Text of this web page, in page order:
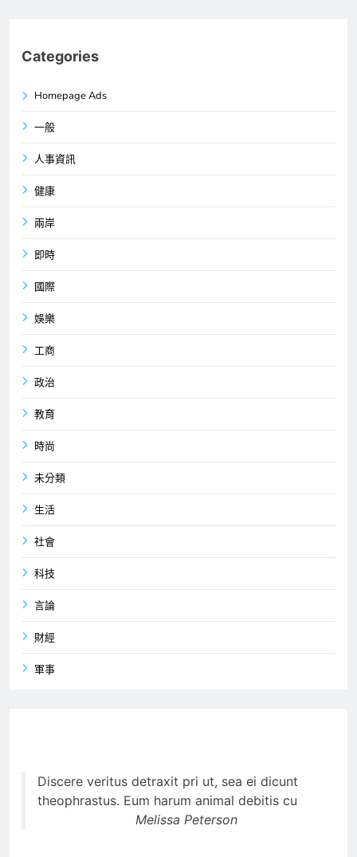
Categories
Homepage Ads
一般
人事資訊
健康
兩岸
即時
國際
娛樂
工商
政治
教育
時尚
未分類
生活
社會
科技
言論
財經
軍事
Discere veritus detraxit pri ut, sea ei dicunt
theophrastus. Eum harum animal debitis cu
Melissa Peterson